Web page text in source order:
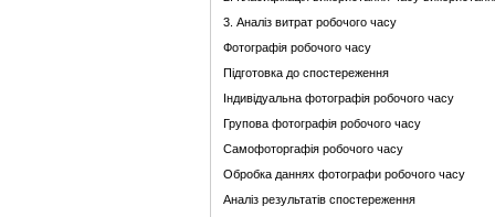
3. Аналіз витрат робочого часу
Фотографія робочого часу
Підготовка до спостереження
Індивідуальна фотографія робочого часу
Групова фотографія робочого часу
Самофоторгафія робочого часу
Обробка даннях фотографи робочого часу
Аналіз результатів спостереження